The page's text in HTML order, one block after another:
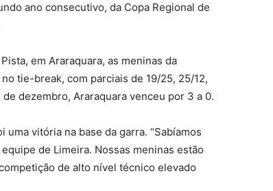
ano consecutivo, da Copa Regional de
em Araraquara, as meninas da
tie-break, com parciais de 19/25, 25/12,
dezembro, Araraquara venceu por 3 a 0.
vitória na base da garra. “Sabíamos
de Limeira. Nossas meninas estão
de alto nível técnico elevado